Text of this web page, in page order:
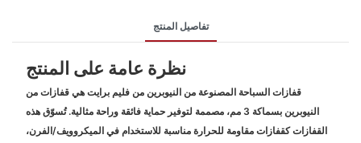
تفاصيل المنتج
نظرة عامة على المنتج
قفازات السباحة المصنوعة من النيوبرين من فليم برايت هي قفازات من
النيوبرين بسماكة 3 مم، مصممة لتوفير حماية فائقة وراحة مثالية. تُسوّق هذه
القفازات كقفازات مقاومة للحرارة مناسبة للاستخدام في الميكروويف/الفرن،